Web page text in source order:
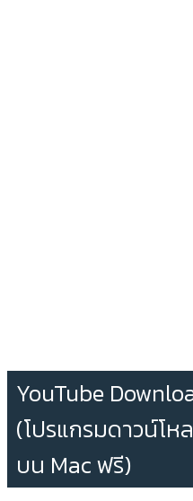
YouTube
(โปรแกรมดาวน์โ
บน Mac ฟรี)